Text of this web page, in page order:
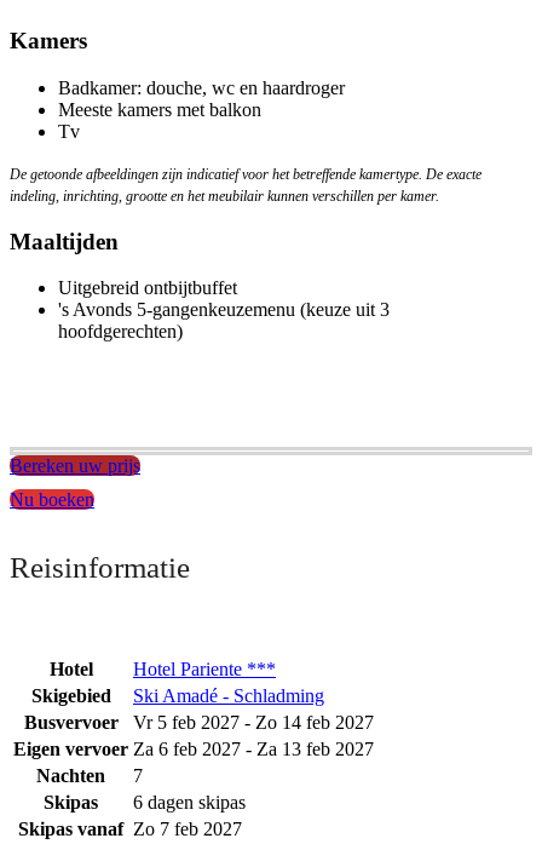
Kamers
Badkamer: douche, wc en haardroger
Meeste kamers met balkon
Tv
De getoonde afbeeldingen zijn indicatief voor het betreffende kamertype. De exacte
indeling, inrichting, grootte en het meubilair kunnen verschillen per kamer.
Maaltijden
Uitgebreid ontbijtbuffet
's Avonds 5-gangenkeuzemenu (keuze uit 3
hoofdgerechten)
Bereken uw prijs
Nu boeken
Reisinformatie
Hotel
Hotel Pariente ***
Skigebied
Ski Amadé - Schladming
Busvervoer
Vr 5 feb 2027 - Zo 14 feb 2027
Eigen vervoer Za 6 feb 2027 - Za 13 feb 2027
Nachten
7
Skipas
6 dagen skipas
Skipas vanaf Zo 7 feb 2027